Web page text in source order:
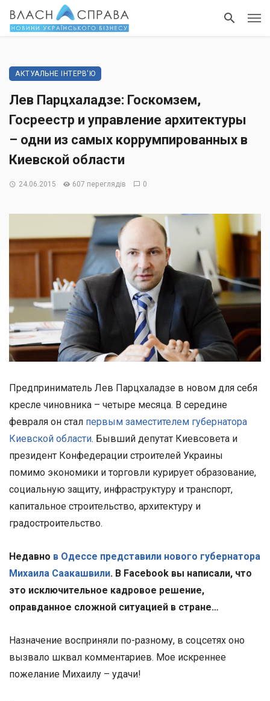
АКТУАЛЬНЕ ІНТЕРВ'Ю
Лев Парцхаладзе: Госкомзем,
Госреестр и управление архитектуры
– одни из самых коррумпированных в
Киевской области
24.06.2015 607 переглядів 0
Предприниматель Лев Парцхаладзе в новом для себя
кресле чиновника – четыре месяца. В середине
февраля он стал первым заместителем губернатора
Киевской области. Бывший депутат Киевсовета и
президент Конфедерации строителей Украины
помимо экономики и торговли курирует образование,
социальную защиту, инфраструктуру и транспорт,
капитальное строительство, архитектуру и
градостроительство.
Недавно в Одессе представили нового губернатора
Михаила Саакашвили. В Facebook вы написали, что
это исключительное кадровое решение,
оправданное сложной ситуацией в стране…
Назначение восприняли по-разному, в соцсетях оно
вызвало шквал комментариев. Мое искреннее
пожелание Михаилу – удачи!